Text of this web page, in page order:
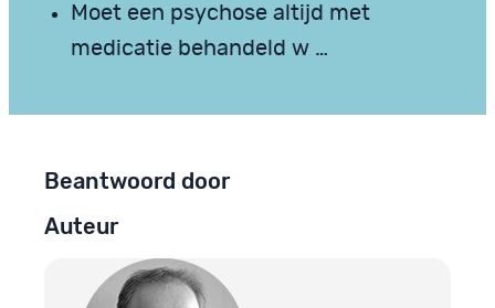
Moet een psychose altijd met
medicatie behandeld w …
Beantwoord door
Auteur